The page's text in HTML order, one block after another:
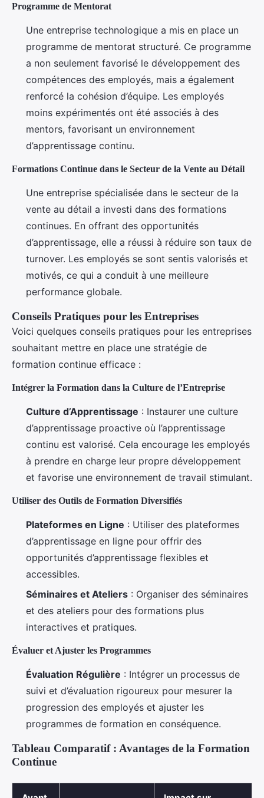
Programme de Mentorat
Une entreprise technologique a mis en place un
programme de mentorat structuré. Ce programme
a non seulement favorisé le développement des
compétences des employés, mais a également
renforcé la cohésion d’équipe. Les employés
moins expérimentés ont été associés à des
mentors, favorisant un environnement
d’apprentissage continu.
Formations Continue dans le Secteur de la Vente au Détail
Une entreprise spécialisée dans le secteur de la
vente au détail a investi dans des formations
continues. En offrant des opportunités
d’apprentissage, elle a réussi à réduire son taux de
turnover. Les employés se sont sentis valorisés et
motivés, ce qui a conduit à une meilleure
performance globale.
Conseils Pratiques pour les Entreprises
Voici quelques conseils pratiques pour les entreprises
souhaitant mettre en place une stratégie de
formation continue efficace :
Intégrer la Formation dans la Culture de l’Entreprise
Culture d’Apprentissage : Instaurer une culture
d’apprentissage proactive où l’apprentissage
continu est valorisé. Cela encourage les employés
à prendre en charge leur propre développement
et favorise une environnement de travail stimulant.
Utiliser des Outils de Formation Diversifiés
Plateformes en Ligne : Utiliser des plateformes
d’apprentissage en ligne pour offrir des
opportunités d’apprentissage flexibles et
accessibles.
Séminaires et Ateliers : Organiser des séminaires
et des ateliers pour des formations plus
interactives et pratiques.
Évaluer et Ajuster les Programmes
Évaluation Régulière : Intégrer un processus de
suivi et d’évaluation rigoureux pour mesurer la
progression des employés et ajuster les
programmes de formation en conséquence.
Tableau Comparatif : Avantages de la Formation
Continue